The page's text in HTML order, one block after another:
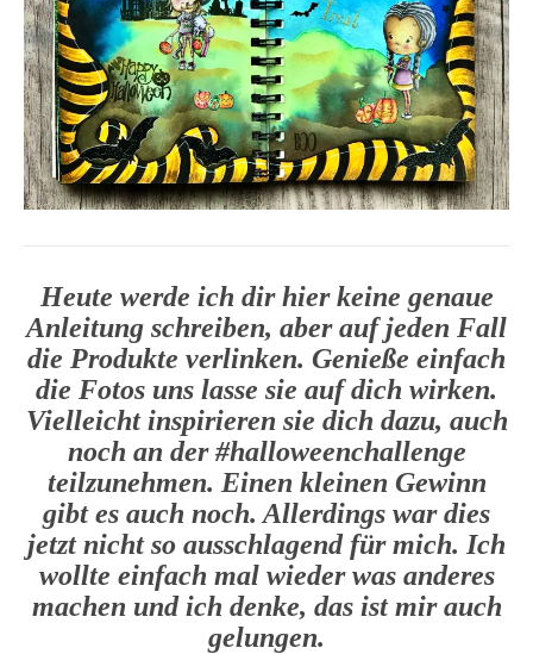
Heute werde ich dir hier keine genaue
Anleitung schreiben, aber auf jeden Fall
die Produkte verlinken. Genieße einfach
die Fotos uns lasse sie auf dich wirken.
Vielleicht inspirieren sie dich dazu, auch
noch an der #halloweenchallenge
teilzunehmen. Einen kleinen Gewinn
gibt es auch noch. Allerdings war dies
jetzt nicht so ausschlagend für mich. Ich
wollte einfach mal wieder was anderes
machen und ich denke, das ist mir auch
gelungen.